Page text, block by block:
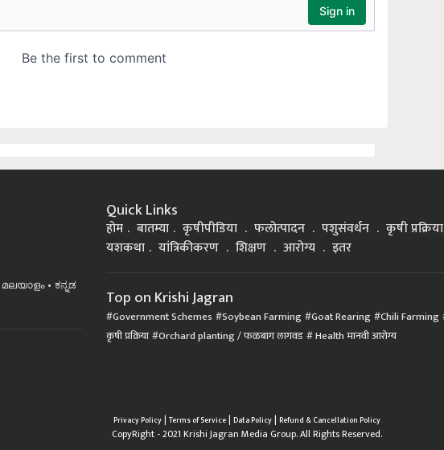
മലയാളം
ಕನ್ನಡ
Quick Links
होम बातम्या कृषीपीडिया फलोत्पादन पशुसंवर्धन
कृषी प्रक्रिया
यशकथा
यांत्रिकीकरण शिक्षण आरोग्य इतर
Top on Krishi Jagran
Government Schemes Soybean Farming Goat Rearing Chili Farming
कृषी प्रक्रिया Orchard planting / फळबाग लागवड Health मानवी आरोग्य
Privacy Policy| Terms of Service| Data Policy| Refund & Cancellation Policy
CopyRight - 2021 Krishi Jagran Media Group. All Rights Reserved.